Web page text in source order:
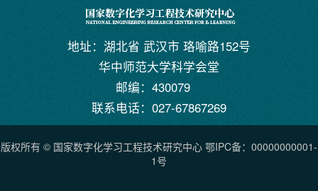
合，以数字化驱动生产生活和治理方式变
革。近年来，以人工智能技...
地址：湖北省 武汉市 珞喻路152号
华中师范大学科学会堂
邮编：430079
联系电话：027-67867269
版权所有 © 国家数字化学习工程技术研究中心 鄂IPC备：00000000001-
1号